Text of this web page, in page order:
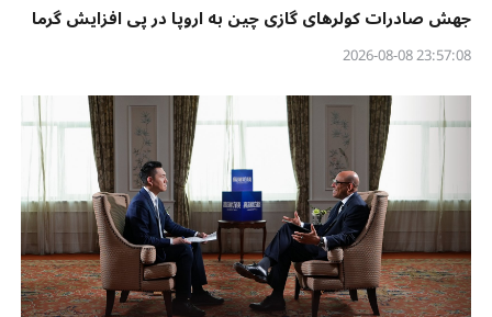
جهش صادرات کولرهای گازی چین به اروپا در پی افزایش گرما
23:57:08 2026-08-08